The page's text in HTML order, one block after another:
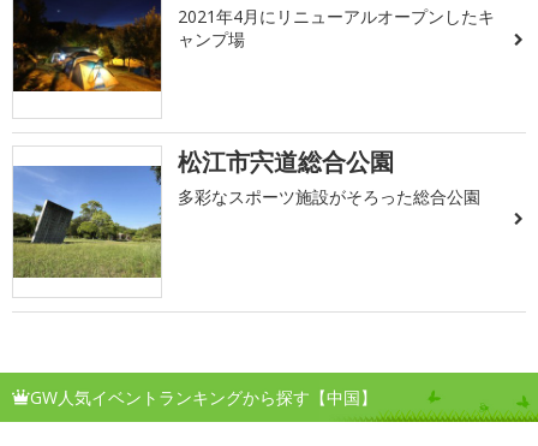
2021年4月にリニューアルオープンしたキ
ャンプ場
松江市宍道総合公園
多彩なスポーツ施設がそろった総合公園
GW人気イベントランキングから探す【中国】